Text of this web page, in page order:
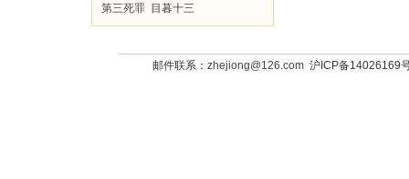
第三死罪 目暮十三
邮件联系： zhejiong@126.com沪ICP备14026169